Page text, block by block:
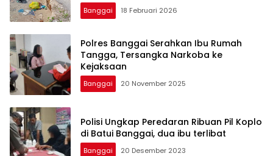
Banggai 18 Februari 2026
Polres Banggai Serahkan Ibu Rumah
Tangga, Tersangka Narkoba ke
Kejaksaan
Banggai 20 November 2025
Polisi Ungkap Peredaran Ribuan Pil Koplo
di Batui Banggai, dua ibu terlibat
Banggai 20 Desember 2023